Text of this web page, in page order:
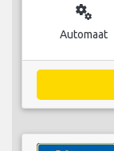
miscellaneous_services
Automaat